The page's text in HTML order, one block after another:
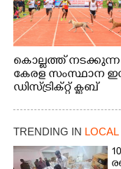
കൊല്ലത്ത് നടക്കുന്ന
കേരള സംസ്ഥാന
ഡിസ്ട്രിക്റ്റ് ക്ലബ്
20 ആൺകുട്ടികളുടെ
മത്സരത്തിനിടെ
TRENDING IN LOCAL